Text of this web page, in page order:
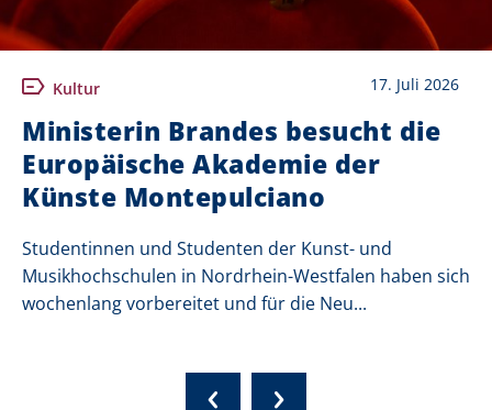
Kultur 17. Juli 2026
Ministerin Brandes besucht die
Europäische Akademie der
Künste Montepulciano
Studentinnen und Studenten der Kunst- und
Musikhochschulen in Nordrhein-Westfalen haben sich
wochenlang vorbereitet und für die Neu...